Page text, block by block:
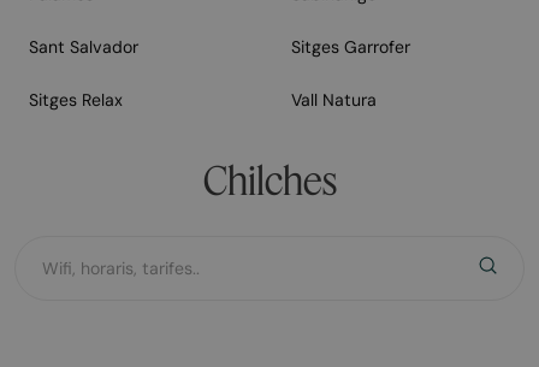
Sant Salvador Sitges Garrofer
Sitges Relax Vall Natura
Chilches